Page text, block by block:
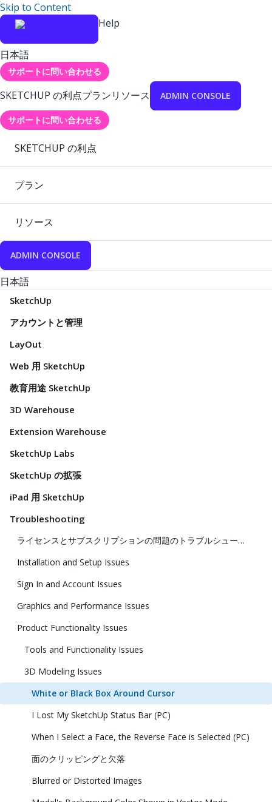
Skip to Content
Help
日本語
サポートに問い合わせる
SKETCHUP の利点プランリソース ADMIN CONSOLE
サポートに問い合わせる
SKETCHUP の利点
プラン
リソース
ADMIN CONSOLE
日本語
SketchUp
アカウントと管理
LayOut
Web 用 SketchUp
教育用途 SketchUp
3D Warehouse
Extension Warehouse
SketchUp Labs
SketchUp の拡張
iPad 用 SketchUp
Troubleshooting
ライセンスとサブスクリプションの問題のトラブルシューティング
Installation and Setup Issues
Sign In and Account Issues
Graphics and Performance Issues
Product Functionality Issues
Tools and Functionality Issues
3D Modeling Issues
White or Black Box Around Cursor
I Lost My SketchUp Status Bar (PC)
When I Select a Face, the Reverse Face is Selected (PC)
面のクリッピングと欠落
Blurred or Distorted Images